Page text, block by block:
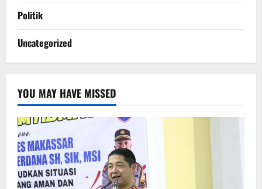
Politik
Uncategorized
YOU MAY HAVE MISSED